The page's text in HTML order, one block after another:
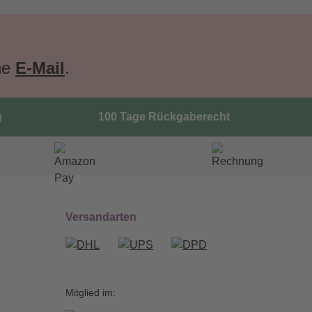
E-Mail.
100 Tage Rückgaberecht
Versandarten
Mitglied im: